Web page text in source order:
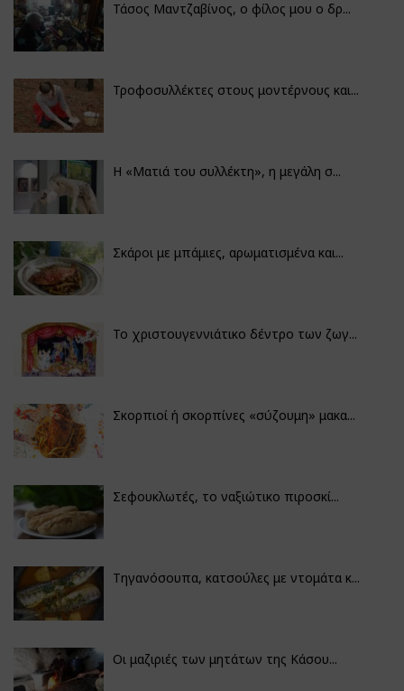
Τάσος Μαντζαβίνος, ο φίλος μου ο δρ...
Τροφοσυλλέκτες στους μοντέρνους και...
H «Ματιά του συλλέκτη», η μεγάλη σ...
Σκάροι με μπάμιες, αρωματισμένα και...
Το χριστουγεννιάτικο δέντρο των ζωγ...
Σκορπιοί ή σκορπίνες «σύζουμη» μακα...
Σεφουκλωτές, το ναξιώτικο πιροσκί...
Τηγανόσουπα, κατσούλες με ντομάτα κ...
Οι μαζιριές των μητάτων της Κάσου...